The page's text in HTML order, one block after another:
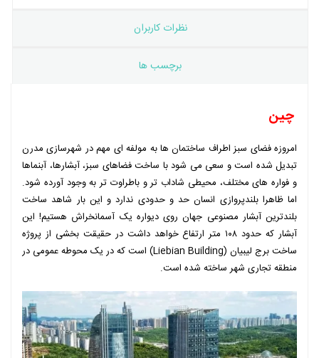
نظرات کاربران
برچسب ها
چین
امروزه فضای سبز اطراف ساختمان ها به مولفه ای مهم در شهرسازی مدرن
تبدیل شده است و سعی می شود با ساخت فضاهای سبز، آبشارها، آبنماها
و فواره های مختلف، محیطی شاداب تر و باطراوت تر به وجود آورده شود.
اما ظاهرا بلندپروازی انسان حد و حدودی ندارد و این بار شاهد ساخت
بلندترین آبشار مصنوعی جهان روی دیواره یک آسمانخراش هستیم! این
آبشار که حدود ۱۰۸ متر ارتفاع خواهد داشت در حقیقت بخشی از پروژه
ساخت برج لیبیان (Liebian Building) است که در یک محوطه عمومی در
منطقه تجاری شهر ساخته شده است.